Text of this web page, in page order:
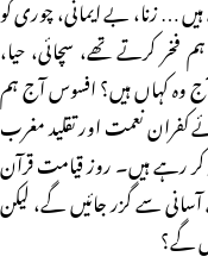
… زنا، بے ایمانی، چوری کو
فخر کرتے تھے، سچائی، حیا،
وہ کہاں ہیں؟ افسوس آج ہم
نعمت اور تقلید مغرب
کر رہے ہیں۔ روز قیامت قرآن
سے گزر جائیں گے، لیکن
گے؟